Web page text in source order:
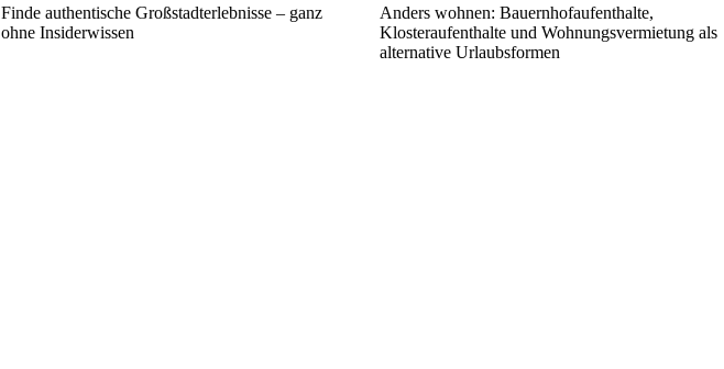
Finde authentische Großstadterlebnisse – ganz
ohne Insiderwissen
Anders wohnen: Bauernhofaufenthalte,
Klosteraufenthalte und Wohnungsvermietung als
alternative Urlaubsformen